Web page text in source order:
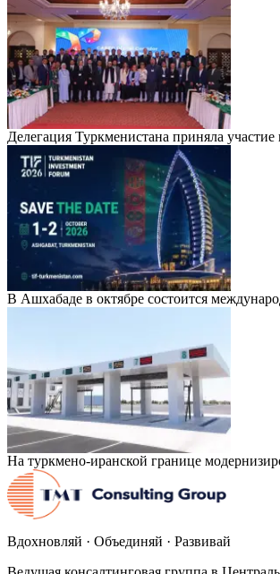
Делегация Туркменистана приняла
В Ашхабаде в октябре состоится
На туркмено-иранской границе
Вдохновляй · Объединяй · Развивай